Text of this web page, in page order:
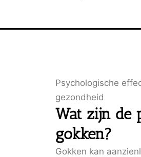
Psychologische
gezondheid
Wat zijn de
gokken?
Gokken kan